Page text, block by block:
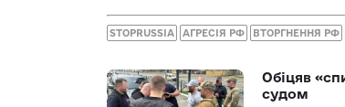
STOPRUSSIA АГРЕСІЯ РФ ВТОРГНЕННЯ РФ
Обіцяв
судом